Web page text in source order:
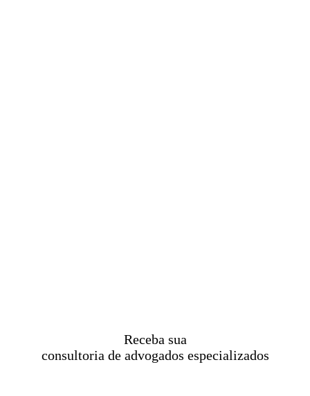
Receba sua
consultoria de advogados especializados